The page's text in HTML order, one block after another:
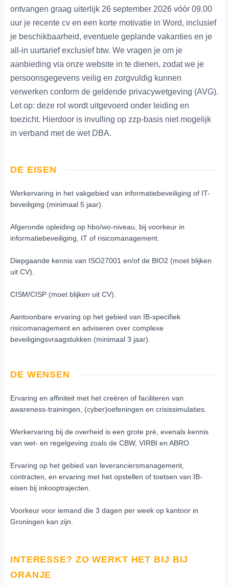
ontvangen graag uiterlijk 26 september 2026 vóór 09.00
uur je recente cv en een korte motivatie in Word, inclusief
je beschikbaarheid, eventuele geplande vakanties en je
all-in uurtarief exclusief btw. We vragen je om je
aanbieding via onze website in te dienen, zodat we je
persoonsgegevens veilig en zorgvuldig kunnen
verwerken conform de geldende privacywetgeving (AVG).
Let op: deze rol wordt uitgevoerd onder leiding en
toezicht. Hierdoor is invulling op zzp-basis niet mogelijk
in verband met de wet DBA.
DE EISEN
Werkervaring in het vakgebied van informatiebeveiliging of IT-
beveiliging (minimaal 5 jaar).
Afgeronde opleiding op hbo/wo-niveau, bij voorkeur in
informatiebeveiliging, IT of risicomanagement.
Diepgaande kennis van ISO27001 en/of de BIO2 (moet blijken
uit CV).
CISM/CISP (moet blijken uit CV).
Aantoonbare ervaring op het gebied van IB-specifiek
risicomanagement en adviseren over complexe
beveiligingsvraagstukken (minimaal 3 jaar).
DE WENSEN
Ervaring en affiniteit met het creëren of faciliteren van
awareness-trainingen, (cyber)oefeningen en crisissimulaties.
Werkervaring bij de overheid is een grote pré, evenals kennis
van wet- en regelgeving zoals de CBW, VIRBI en ABRO.
Ervaring op het gebied van leveranciersmanagement,
contracten, en ervaring met het opstellen of toetsen van IB-
eisen bij inkooptrajecten.
Voorkeur voor iemand die 3 dagen per week op kantoor in
Groningen kan zijn.
INTERESSE? ZO WERKT HET BIJ BIJ
ORANJE